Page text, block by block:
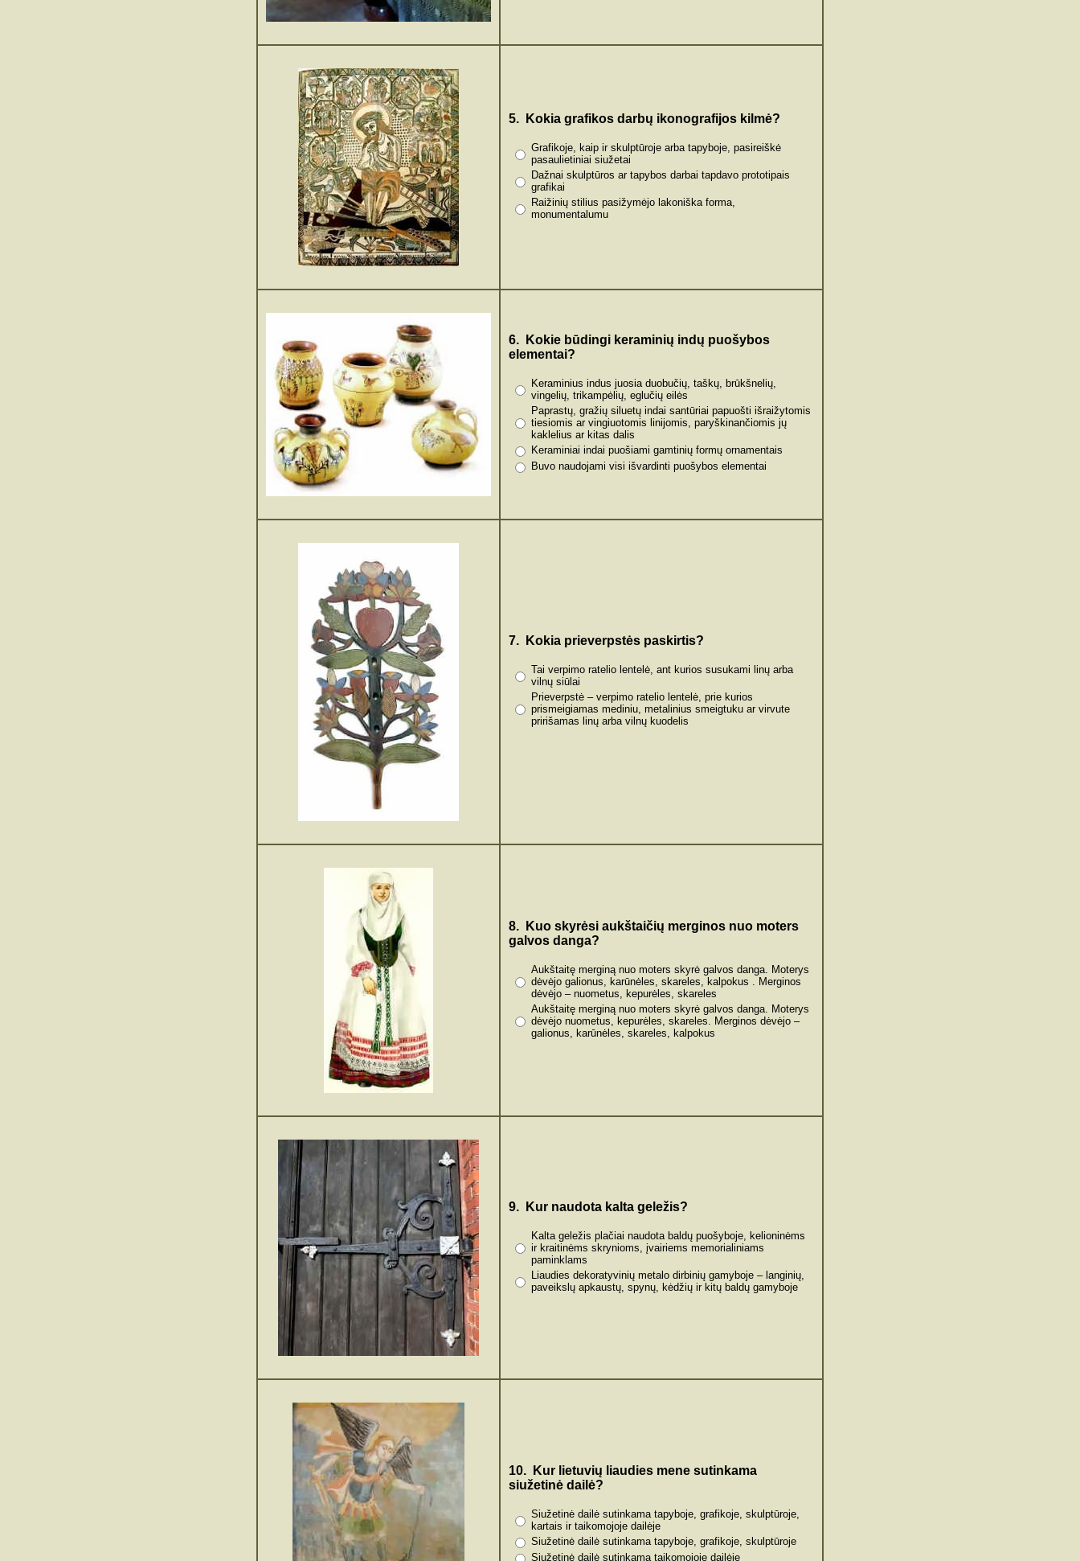
5. Kokia grafikos darbų ikonografijos kilmė?
Grafikoje, kaip ir skulptūroje arba tapyboje, pasireiškė
pasaulietiniai siužetai
Dažnai skulptūros ar tapybos darbai tapdavo prototipais
grafikai
Raižinių stilius pasižymėjo lakoniška forma,
monumentalumu
6. Kokie būdingi keraminių indų puošybos
elementai?
Keraminius indus juosia duobučių, taškų, brūkšnelių,
vingelių, trikampėlių, eglučių eilės
Paprastų, gražių siluetų indai santūriai papuošti išraižytomis
tiesiomis ar vingiuotomis linijomis, paryškinančiomis jų
kaklelius ar kitas dalis
Keraminiai indai puošiami gamtinių formų ornamentais
Buvo naudojami visi išvardinti puošybos elementai
7. Kokia prieverpstės paskirtis?
Tai verpimo ratelio lentelė, ant kurios susukami linų arba
vilnų siūlai
Prieverpstė – verpimo ratelio lentelė, prie kurios
prismeigiamas mediniu, metalinius smeigtuku ar virvute
pririšamas linų arba vilnų kuodelis
8. Kuo skyrėsi aukštaičių merginos nuo moters
galvos danga?
Aukštaitę merginą nuo moters skyrė galvos danga. Moterys
dėvėjo galionus, karūnėles, skareles, kalpokus . Merginos
dėvėjo – nuometus, kepurėles, skareles
Aukštaitę merginą nuo moters skyrė galvos danga. Moterys
dėvėjo nuometus, kepurėles, skareles. Merginos dėvėjo –
galionus, karūnėles, skareles, kalpokus
9. Kur naudota kalta geležis?
Kalta geležis plačiai naudota baldų puošyboje, kelioninėms
ir kraitinėms skrynioms, įvairiems memorialiniams
paminklams
Liaudies dekoratyvinių metalo dirbinių gamyboje – langinių,
paveikslų apkaustų, spynų, kėdžių ir kitų baldų gamyboje
10. Kur lietuvių liaudies mene sutinkama
siužetinė dailė?
Siužetinė dailė sutinkama tapyboje, grafikoje, skulptūroje,
kartais ir taikomojoje dailėje
Siužetinė dailė sutinkama tapyboje, grafikoje, skulptūroje
Siužetinė dailė sutinkama taikomojoje dailėje